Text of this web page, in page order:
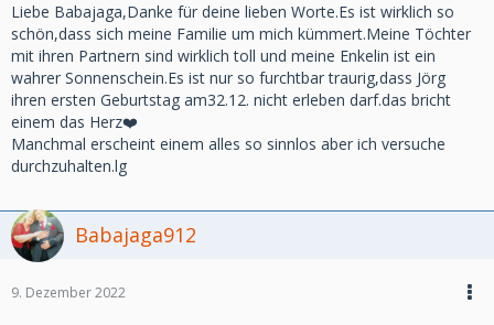
Liebe Babajaga,Danke für deine lieben Worte.Es ist wirklich so
schön,dass sich meine Familie um mich kümmert.Meine Töchter
mit ihren Partnern sind wirklich toll und meine Enkelin ist ein
wahrer Sonnenschein.Es ist nur so furchtbar traurig,dass Jörg
ihren ersten Geburtstag am32.12. nicht erleben darf.das bricht
einem das Herz❤️
Manchmal erscheint einem alles so sinnlos aber ich versuche
durchzuhalten.lg
Babajaga912
9. Dezember 2022